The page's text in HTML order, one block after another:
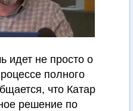
идет не просто о
полного
что Катар
решение по